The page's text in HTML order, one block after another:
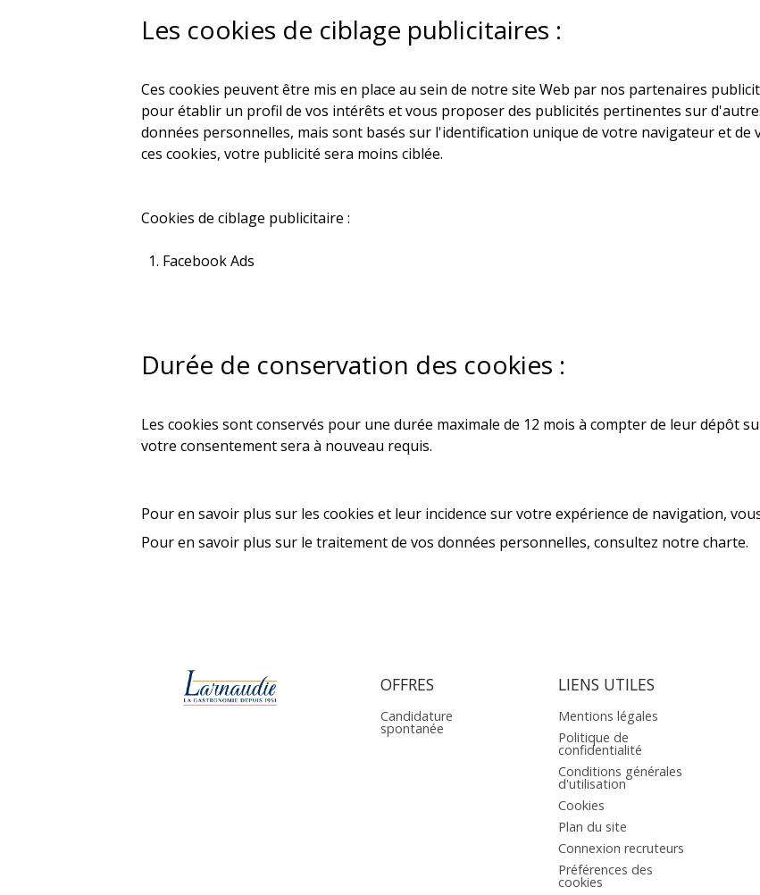
Les cookies de ciblage publicitaires :
Ces cookies peuvent être mis en place au sein de notre site Web par nos partenaires
pour établir un profil de vos intérêts et vous proposer des publicités pertinentes sur
données personnelles, mais sont basés sur l'identification unique de votre navigateur et
ces cookies, votre publicité sera moins ciblée.
Cookies de ciblage publicitaire :
Facebook Ads
Durée de conservation des cookies :
Les cookies sont conservés pour une durée maximale de 12 mois à compter de leur dépôt
votre consentement sera à nouveau requis.
Pour en savoir plus sur les cookies et leur incidence sur votre expérience de navigation,
Pour en savoir plus sur le traitement de vos données personnelles, consultez notre charte.
OFFRES
Candidature
spontanée
LIENS UTILES
Mentions légales
Politique de
confidentialité
Conditions générales
d'utilisation
Cookies
Plan du site
Connexion recruteurs
Préférences des
cookies